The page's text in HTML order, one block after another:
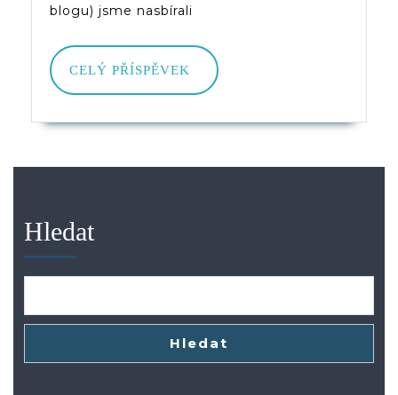
blogu) jsme nasbírali
CELÝ PŘÍSPĚVEK
CELÝ
PŘÍSPĚVEK
Hledat
Hledat